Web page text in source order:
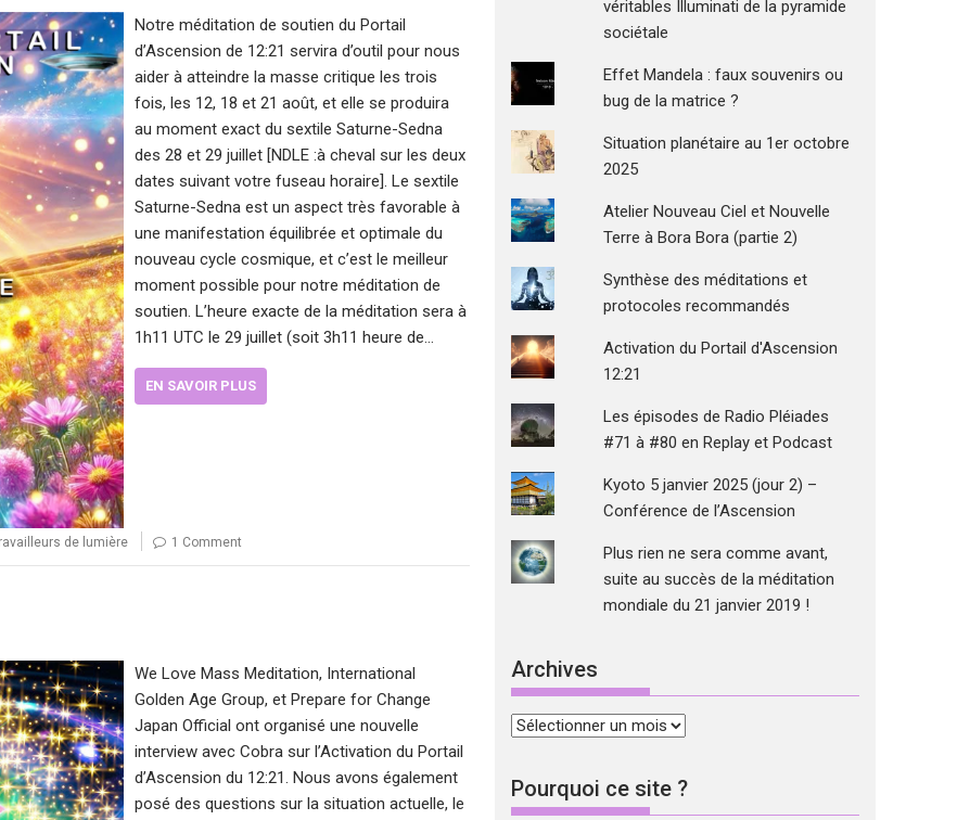
Notre méditation de soutien du Portail
d’Ascension de 12:21 servira d’outil pour nous
aider à atteindre la masse critique les trois
fois, les 12, 18 et 21 août, et elle se produira
au moment exact du sextile Saturne-Sedna
des 28 et 29 juillet [NDLE :à cheval sur les deux
dates suivant votre fuseau horaire]. Le sextile
Saturne-Sedna est un aspect très favorable à
une manifestation équilibrée et optimale du
nouveau cycle cosmique, et c’est le meilleur
moment possible pour notre méditation de
soutien. L’heure exacte de la méditation sera à
1h11 UTC le 29 juillet (soit 3h11 heure de…
EN SAVOIR PLUS
de lumière 1 Comment
We Love Mass Meditation, International
Golden Age Group, et Prepare for Change
Japan Official ont organisé une nouvelle
interview avec Cobra sur l’Activation du Portail
d’Ascension du 12:21. Nous avons également
posé des questions sur la situation actuelle, le
véritables Illuminati de la pyramide
sociétale
Effet Mandela : faux souvenirs ou
bug de la matrice ?
Situation planétaire au 1er octobre
2025
Atelier Nouveau Ciel et Nouvelle
Terre à Bora Bora (partie 2)
Synthèse des méditations et
protocoles recommandés
Activation du Portail d'Ascension
12:21
Les épisodes de Radio Pléiades
#71 à #80 en Replay et Podcast
Kyoto 5 janvier 2025 (jour 2) –
Conférence de l’Ascension
Plus rien ne sera comme avant,
suite au succès de la méditation
mondiale du 21 janvier 2019 !
Archives
Archives
Pourquoi ce site ?